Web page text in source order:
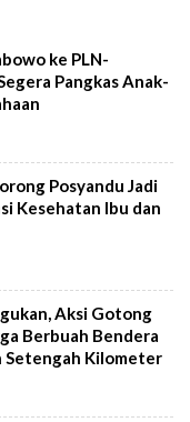
ke PLN-
Pangkas Anak-
Posyandu Jadi
Kesehatan Ibu dan
Aksi Gotong
Berbuah Bendera
Setengah Kilometer